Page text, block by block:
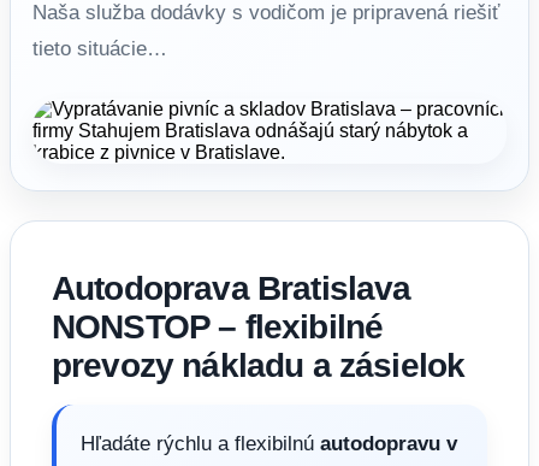
Naša služba dodávky s vodičom je pripravená riešiť
tieto situácie…
Autodoprava Bratislava
NONSTOP – flexibilné
prevozy nákladu a zásielok
Hľadáte rýchlu a flexibilnú autodopravu v